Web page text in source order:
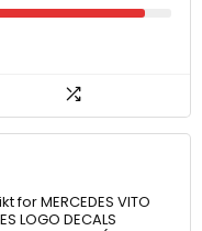
for MERCEDES VITO
LOGO DECALS